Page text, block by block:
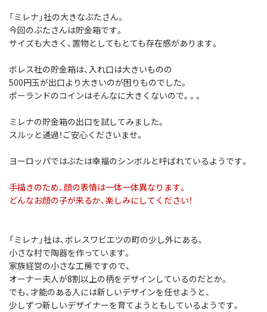
「ミレナ」社の大きなぶたさん。
今回のぶたさんは貯金箱です。
サイズも大きく、置物としてもとても存在感があります。
ボレス社の貯金箱は、入れ口は大きいものの
500円玉が出口より大きいのが困りものでした。
ポーランドのコインはそんなに大きくないので。。。
ミレナの貯金箱の出口を試してみました。
スルッと通過！ご安心くださいませ。
ヨーロッパではぶたは幸福のシンボルと呼ばれているようです。
手描きのため、顔の表情は一体一体異なります。
どんなお顔の子が来るか、楽しみにしてください！
「ミレナ」社は、ボレスワビエツの町の少し外にある、
小さな村で陶器を作っています。
家族経営の小さな工房ですので、
オーナー夫人が8割以上の柄をデザインしているのだとか。
でも、才能のある人には新しいデザインを任せようと、
少しずつ新しいデザイナーを育てようともしているようです。